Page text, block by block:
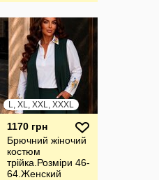
L, XL, XXL, XXXL
1170 грн
Брючний жiночий
костюм
трiйка.Розмiри 46-
64.Женский